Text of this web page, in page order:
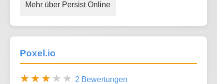
Mehr über Persist Online
Poxel.io
2 Bewertungen